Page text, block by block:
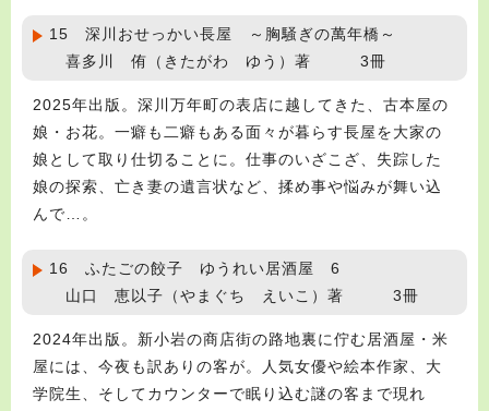
15 深川おせっかい長屋 ～胸騒ぎの萬年橋～
喜多川 侑（きたがわ ゆう）著 3冊
2025年出版。深川万年町の表店に越してきた、古本屋の
娘・お花。一癖も二癖もある面々が暮らす長屋を大家の
娘として取り仕切ることに。仕事のいざこざ、失踪した
娘の探索、亡き妻の遺言状など、揉め事や悩みが舞い込
んで…。
16 ふたごの餃子 ゆうれい居酒屋 6
山口 恵以子（やまぐち えいこ）著 3冊
2024年出版。新小岩の商店街の路地裏に佇む居酒屋・米
屋には、今夜も訳ありの客が。人気女優や絵本作家、大
学院生、そしてカウンターで眠り込む謎の客まで現れ